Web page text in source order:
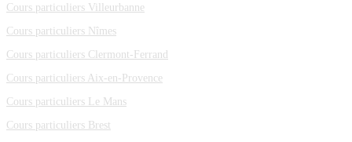
Cours particuliers Villeurbanne
Cours particuliers Nîmes
Cours particuliers Clermont-Ferrand
Cours particuliers Aix-en-Provence
Cours particuliers Le Mans
Cours particuliers Brest